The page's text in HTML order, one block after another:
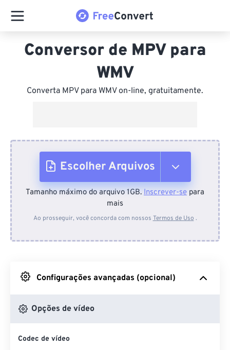
Conversor de MPV para
WMV
Converta MPV para WMV on-line, gratuitamente.
Escolher Arquivos
Do dispositivo
Do Google Drive
Do OneDrive
Tamanho máximo do arquivo 1GB. Inscrever-se para
mais
Ao prosseguir, você concorda com nossos Termos de Uso .
Configurações avançadas (opcional)
Opções de vídeo
Codec de vídeo